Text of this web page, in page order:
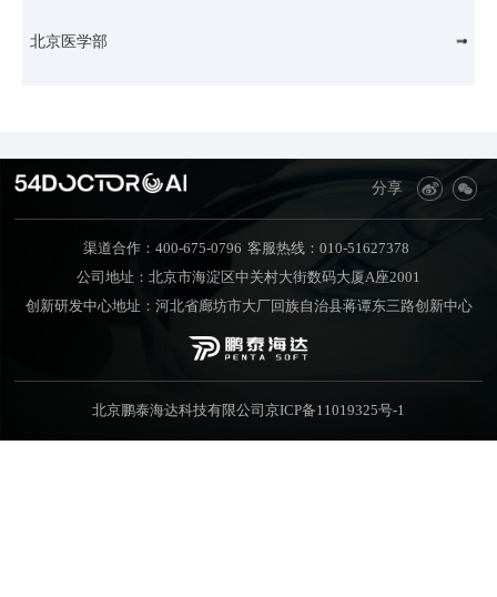
北京医学部
分享
渠道合作：400-675-0796 客服热线：010-51627378
公司地址：北京市海淀区中关村大街数码大厦A座2001
创新研发中心地址：河北省廊坊市大厂回族自治县蒋谭东三路创新中心
北京鹏泰海达科技有限公司 京ICP备11019325号-1